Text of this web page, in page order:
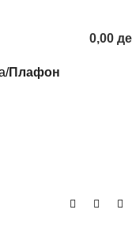
0,00
Плафон